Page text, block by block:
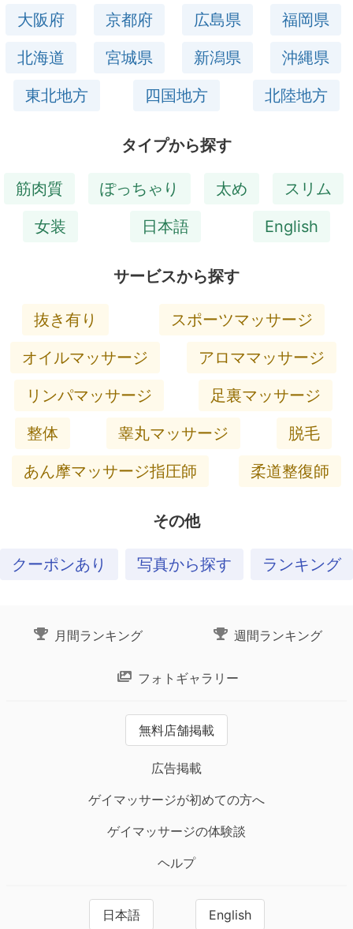
大阪府
京都府 広島県
福岡県
北海道
宮城県 新潟県
沖縄県
東北地方
四国地方 北陸地方
タイプから探す
筋肉質 ぽっちゃり 太め
スリム
女装
日本語 English
サービスから探す
抜き有り
スポーツマッサージ
オイルマッサージ
アロママッサージ
リンパマッサージ
足裏マッサージ
整体
睾丸マッサージ
脱毛
あん摩マッサージ指圧師
柔道整復師
その他
クーポンあり 写真から探す ランキング
月間ランキング 週間ランキング
フォトギャラリー
無料店舗掲載
広告掲載
ゲイマッサージが初めての方へ
ゲイマッサージの体験談
ヘルプ
日本語 English